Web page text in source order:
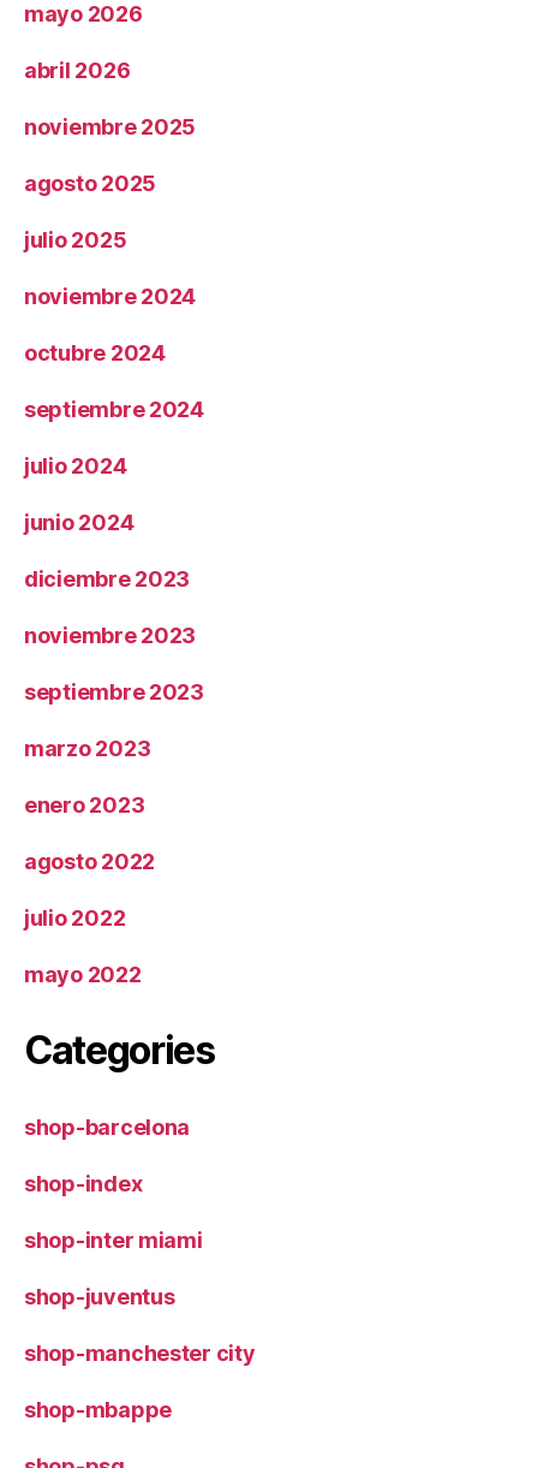
mayo 2026
abril 2026
noviembre 2025
agosto 2025
julio 2025
noviembre 2024
octubre 2024
septiembre 2024
julio 2024
junio 2024
diciembre 2023
noviembre 2023
septiembre 2023
marzo 2023
enero 2023
agosto 2022
julio 2022
mayo 2022
Categories
shop-barcelona
shop-index
shop-inter miami
shop-juventus
shop-manchester city
shop-mbappe